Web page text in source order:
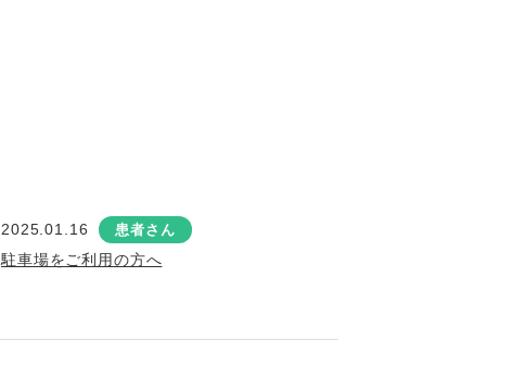
2025.01.16 患者さん
駐車場をご利用の方へ